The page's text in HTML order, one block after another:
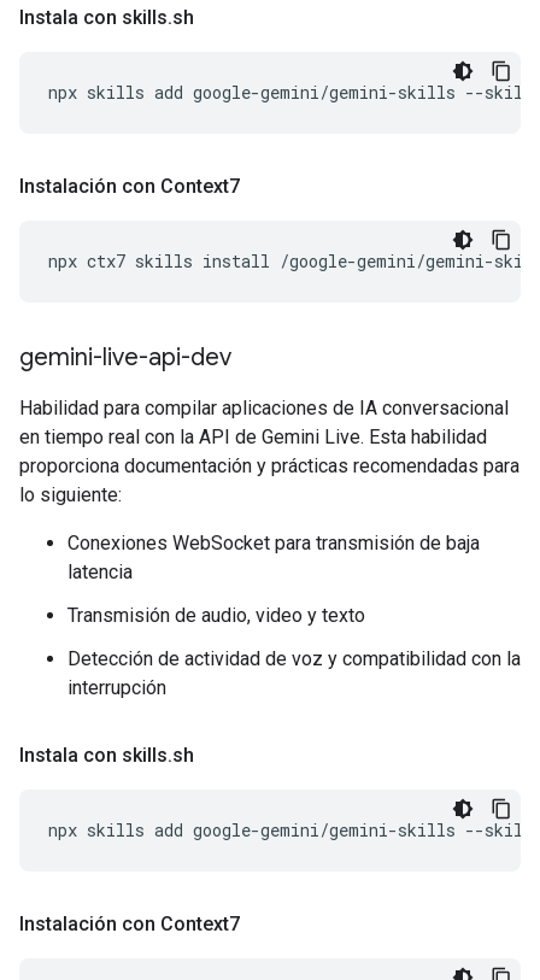
Instala con skills.sh
npx skills add google-gemini/gemini-skills --skill
Instalación con Context7
npx ctx7 skills install /google-gemini/gemini-
gemini-live-api-dev
Habilidad para compilar aplicaciones de IA conversacional
en tiempo real con la API de Gemini Live. Esta habilidad
proporciona documentación y prácticas recomendadas para
lo siguiente:
Conexiones WebSocket para transmisión de baja
latencia
Transmisión de audio, video y texto
Detección de actividad de voz y compatibilidad con la
interrupción
Instala con skills.sh
npx skills add google-gemini/gemini-skills --skill
Instalación con Context7